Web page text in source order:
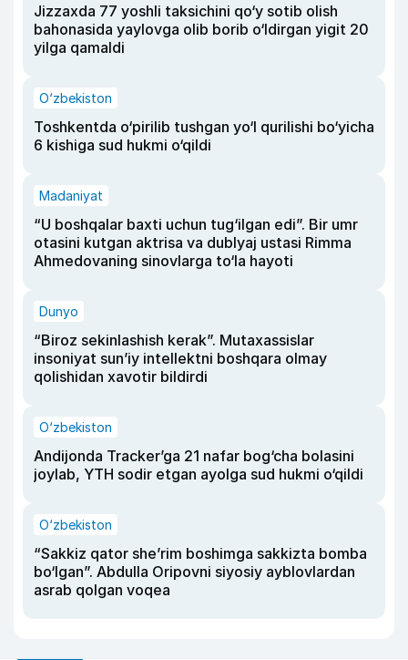
Jizzaxda 77 yoshli taksichini qo‘y sotib olish
bahonasida yaylovga olib borib o‘ldirgan yigit 20
yilga qamaldi
O‘zbekiston
Toshkentda o‘pirilib tushgan yo‘l qurilishi bo‘yicha
6 kishiga sud hukmi o‘qildi
Madaniyat
“U boshqalar baxti uchun tug‘ilgan edi”. Bir umr
otasini kutgan aktrisa va dublyaj ustasi Rimma
Ahmedovaning sinovlarga to‘la hayoti
Dunyo
“Biroz sekinlashish kerak”. Mutaxassislar
insoniyat sun’iy intellektni boshqara olmay
qolishidan xavotir bildirdi
O‘zbekiston
Andijonda Tracker’ga 21 nafar bog‘cha bolasini
joylab, YTH sodir etgan ayolga sud hukmi o‘qildi
O‘zbekiston
“Sakkiz qator she’rim boshimga sakkizta bomba
bo‘lgan”. Abdulla Oripovni siyosiy ayblovlardan
asrab qolgan voqea